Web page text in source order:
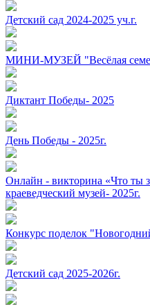
Детский сад 2024-2025 уч.г.
МИНИ-МУЗЕЙ "Весёлая
Диктант Победы- 2025
День Победы - 2025г.
Онлайн - викторина «Что ты
краеведческий музей- 2025г.
Конкурс поделок
Детский сад 2025-2026г.